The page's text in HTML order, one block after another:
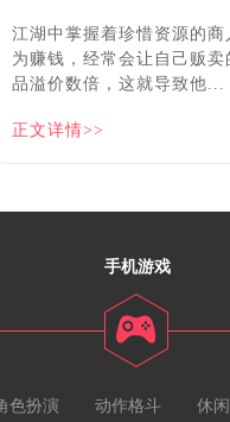
江湖中掌握着珍惜资源的商
为赚钱，经常会让自己贩卖
品溢价数倍，这就导致他...
正文详情>>
手机游戏
色扮演 动作格斗 休